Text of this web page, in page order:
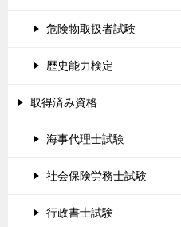
危険物取扱者試験
歴史能力検定
取得済み資格
海事代理士試験
社会保険労務士試験
行政書士試験